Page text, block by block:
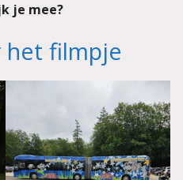
je mee?
het filmpje